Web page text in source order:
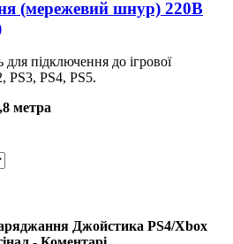
(мережевий шнур) 220В
підключення до ігрової
PS3, PS4, PS5.
метра
Джойстика PS4/Xbox